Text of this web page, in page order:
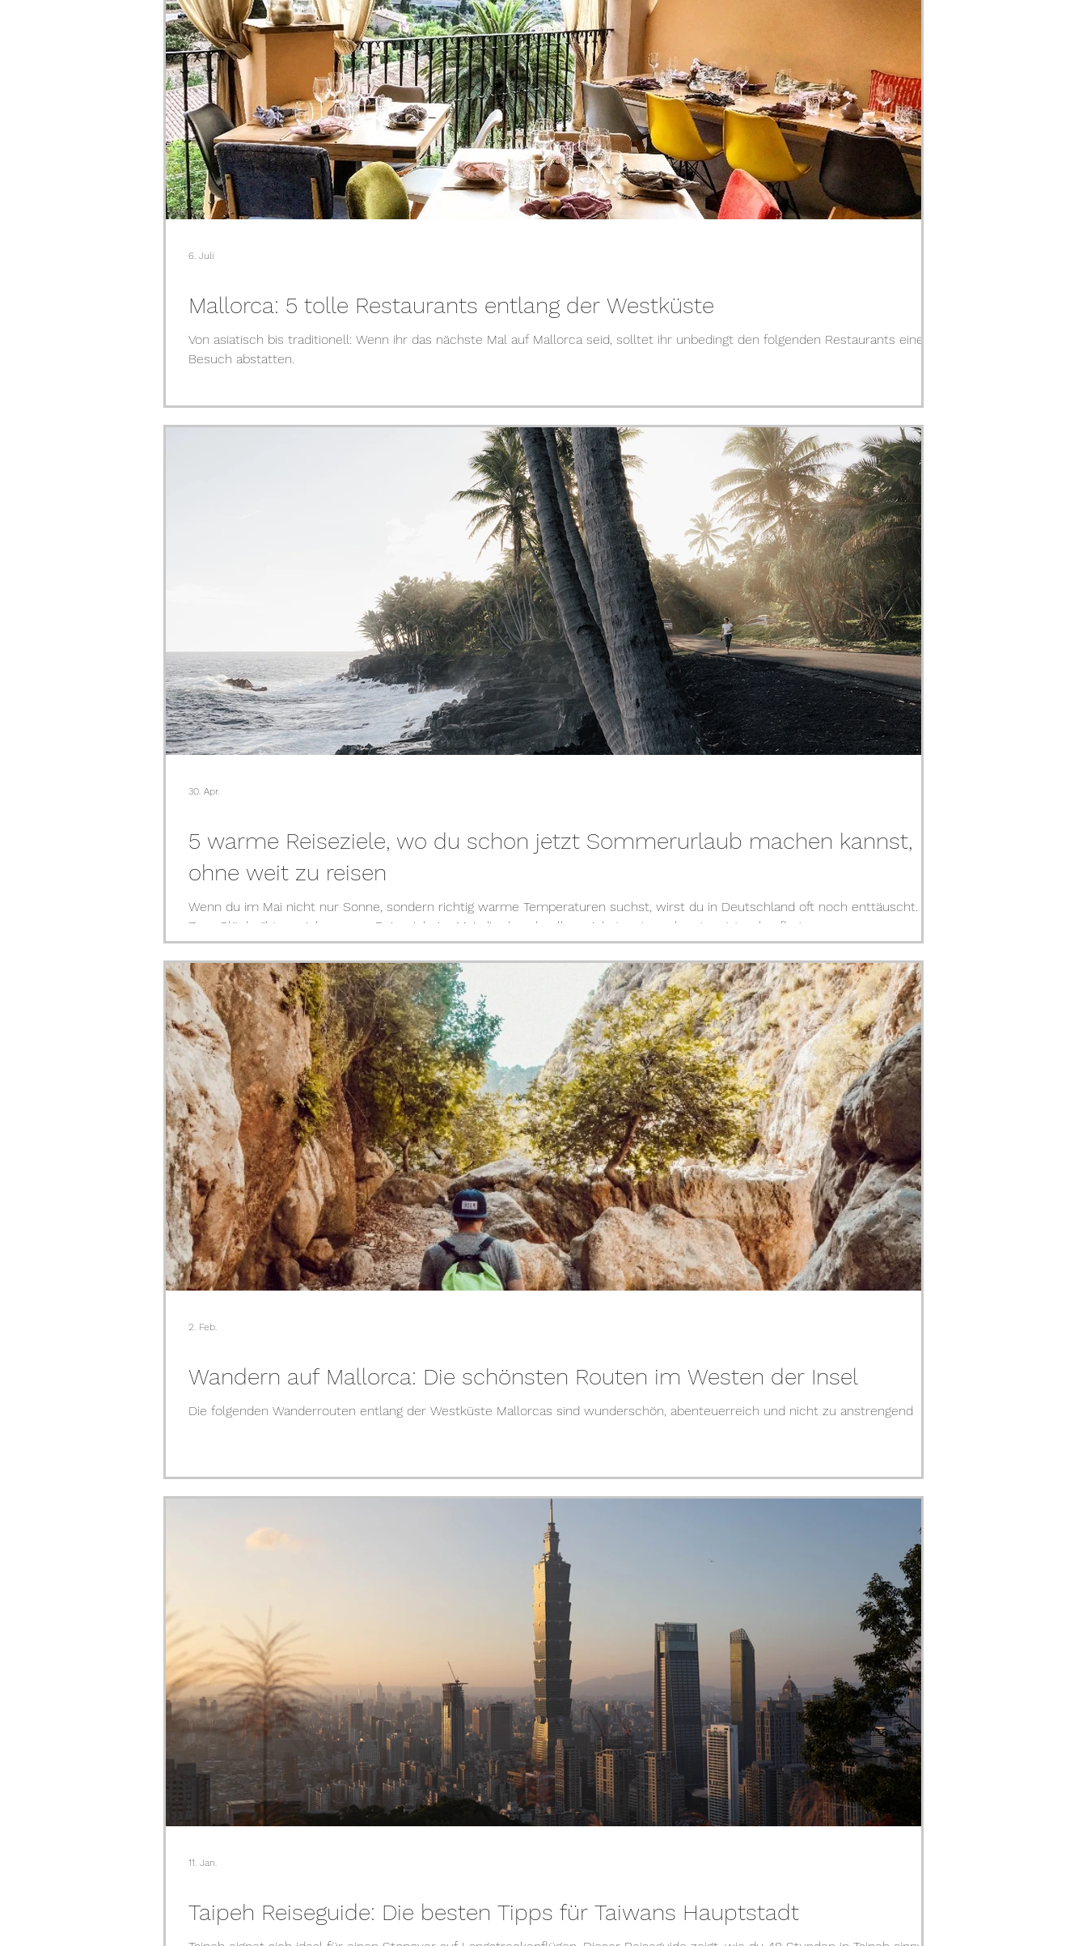
Mallorca: 5 tolle Restaurants entlang der Westküste
Von asiatisch bis traditionell: Wenn ihr das nächste Mal auf Mallorca seid, solltet ihr unbedingt den folgenden Restaurants einen
Besuch abstatten.
6. Juli
5 warme Reiseziele, wo du schon jetzt Sommerurlaub machen kannst,
ohne weit zu reisen
Wenn du im Mai nicht nur Sonne, sondern richtig warme Temperaturen suchst, wirst du in Deutschland oft noch enttäuscht.
Zum Glück gibt es viele warme Reiseziele im Mai, die du schnell erreichst – ganz ohne Langstreckenflug.
30. Apr.
Wandern auf Mallorca: Die schönsten Routen im Westen der Insel
Die folgenden Wanderrouten entlang der Westküste Mallorcas sind wunderschön, abenteuerreich und nicht zu anstrengend
2. Feb.
Taipeh Reiseguide: Die besten Tipps für Taiwans Hauptstadt
11. Jan.